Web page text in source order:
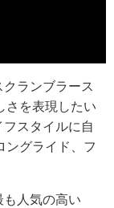
ランブラース
さを表現したい
スタイルに自
ングライド、フ
人気の高い